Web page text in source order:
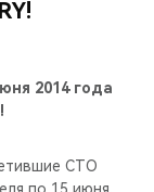
2014 года
СТО